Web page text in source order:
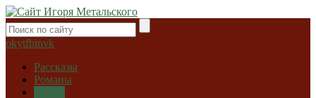
okytfbinvk
Рассказы
Романы